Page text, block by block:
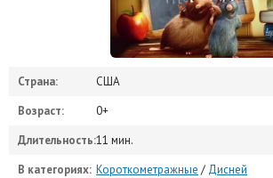
Страна:
США
Возраст:
0+
Длительность:11 мин.
В категориях: Короткометражные / Дисней